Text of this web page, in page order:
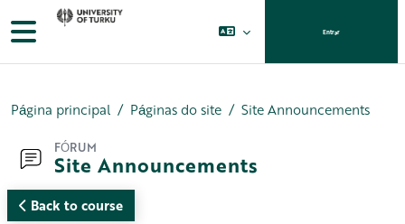
Ir para o conteúdo principal
Painel lateral Entrar
Página principal Páginas do site Site Announcements
FÓRUM
Site Announcements
Back to course